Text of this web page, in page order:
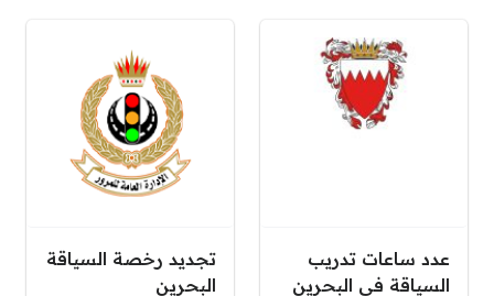
عدد ساعات تدريب
السياقة في البحرين
تجديد رخصة السياقة
البحرين